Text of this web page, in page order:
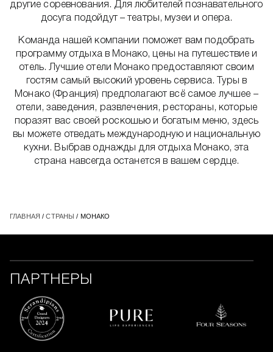
другие соревнования. Для любителей познавательного
досуга подойдут – театры, музеи и опера.
Команда нашей компании поможет вам подобрать
программу отдыха в Монако, цены на путешествие и
отель. Лучшие отели Монако предоставляют своим
гостям самый высокий уровень сервиса. Туры в
Монако (Франция) предполагают всё самое лучшее –
отели, заведения, развлечения, рестораны, которые
поразят вас своей роскошью и богатым меню, здесь
вы можете отведать международную и национальную
кухни. Выбрав однажды для отдыха Монако, эта
страна навсегда останется в вашем сердце.
ГЛАВНАЯ /СТРАНЫ / МОНАКО
ПАРТНЕРЫ